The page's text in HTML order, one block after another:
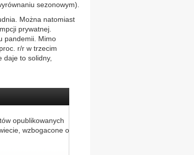
sezonowym).
Można natomiast
prywatnej.
pandemii. Mimo
r/r w trzecim
to solidny,
opublikowanych
wzbogacone o